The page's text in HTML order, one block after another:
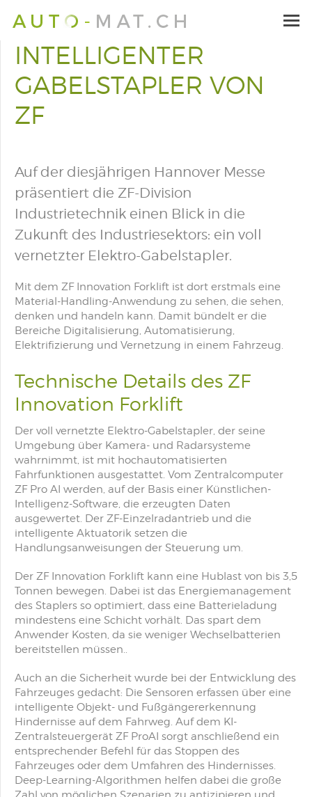
INTELLIGENTER
GABELSTAPLER VON
ZF
Auf der diesjährigen Hannover Messe
präsentiert die ZF-Division
Industrietechnik einen Blick in die
Zukunft des Industriesektors: ein voll
vernetzter Elektro-Gabelstapler.
Mit dem ZF Innovation Forklift ist dort erstmals eine
Material-Handling-Anwendung zu sehen, die sehen,
denken und handeln kann. Damit bündelt er die
Bereiche Digitalisierung, Automatisierung,
Elektrifizierung und Vernetzung in einem Fahrzeug.
Technische Details des ZF
Innovation Forklift
Der voll vernetzte Elektro-Gabelstapler, der seine
Umgebung über Kamera- und Radarsysteme
wahrnimmt, ist mit hochautomatisierten
Fahrfunktionen ausgestattet. Vom Zentralcomputer
ZF Pro AI werden, auf der Basis einer Künstlichen-
Intelligenz-Software, die erzeugten Daten
ausgewertet. Der ZF-Einzelradantrieb und die
intelligente Aktuatorik setzen die
Handlungsanweisungen der Steuerung um.
Der ZF Innovation Forklift kann eine Hublast von bis 3,5
Tonnen bewegen. Dabei ist das Energiemanagement
des Staplers so optimiert, dass eine Batterieladung
mindestens eine Schicht vorhält. Das spart dem
Anwender Kosten, da sie weniger Wechselbatterien
bereitstellen müssen..
Auch an die Sicherheit wurde bei der Entwicklung des
Fahrzeuges gedacht: Die Sensoren erfassen über eine
intelligente Objekt- und Fußgängererkennung
Hindernisse auf dem Fahrweg. Auf dem KI-
Zentralsteuergerät ZF ProAI sorgt anschließend ein
entsprechender Befehl für das Stoppen des
Fahrzeuges oder dem Umfahren des Hindernisses.
Deep-Learning-Algorithmen helfen dabei die große